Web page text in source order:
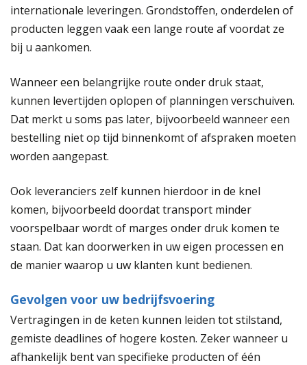
internationale leveringen. Grondstoffen, onderdelen of
producten leggen vaak een lange route af voordat ze
bij u aankomen.
Wanneer een belangrijke route onder druk staat,
kunnen levertijden oplopen of planningen verschuiven.
Dat merkt u soms pas later, bijvoorbeeld wanneer een
bestelling niet op tijd binnenkomt of afspraken moeten
worden aangepast.
Ook leveranciers zelf kunnen hierdoor in de knel
komen, bijvoorbeeld doordat transport minder
voorspelbaar wordt of marges onder druk komen te
staan. Dat kan doorwerken in uw eigen processen en
de manier waarop u uw klanten kunt bedienen.
Gevolgen voor uw bedrijfsvoering
Vertragingen in de keten kunnen leiden tot stilstand,
gemiste deadlines of hogere kosten. Zeker wanneer u
afhankelijk bent van specifieke producten of één